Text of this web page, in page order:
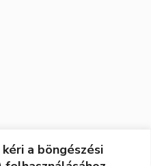
a böngészési